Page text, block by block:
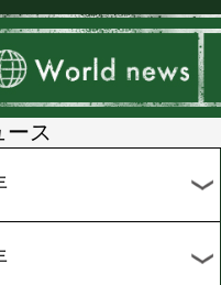
か!?②
]2012.1.12
vsメイウェザー
か!?①